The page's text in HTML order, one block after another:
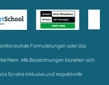
Formulierungen oder das
Alle Bezeichnungen beziehen sich
für eine inklusive und respektvolle